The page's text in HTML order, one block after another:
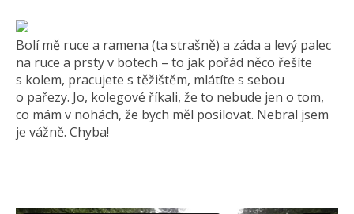
Bolí mě ruce a ramena (ta strašně) a záda a levý palec
na ruce a prsty v botech – to jak pořád něco řešíte
s kolem, pracujete s těžištěm, mlátíte s sebou
o pařezy. Jo, kolegové říkali, že to nebude jen o tom,
co mám v nohách, že bych měl posilovat. Nebral jsem
je vážně. Chyba!